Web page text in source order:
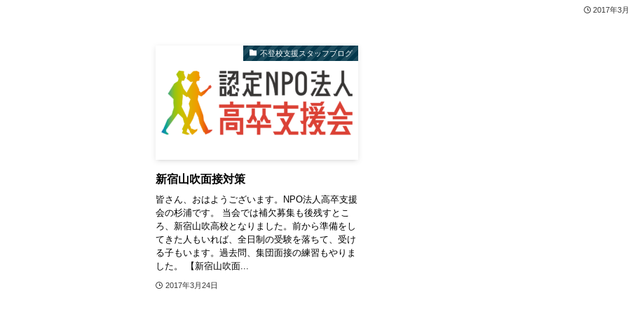
2017年3
不登校支援スタッフブログ
新宿山吹面接対策
皆さん、おはようございます。NPO法人高卒支援
会の杉浦です。 当会では補欠募集も後残すとこ
ろ、新宿山吹高校となりました。前から準備をし
てきた人もいれば、全日制の受験を落ちて、受け
る子もいます。過去問、集団面接の練習もやりま
した。 【新宿山吹面...
2017年3月24日